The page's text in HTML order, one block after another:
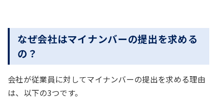
なぜ会社はマイナンバーの提出を求める
の？
会社が従業員に対してマイナンバーの提出を求める理由
は、以下の3つです。